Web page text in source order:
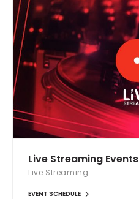
Live Streaming Events
Live Streaming
EVENT SCHEDULE